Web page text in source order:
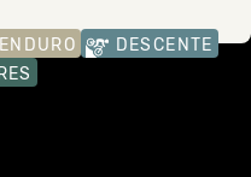
ENDURO
DESCENTE